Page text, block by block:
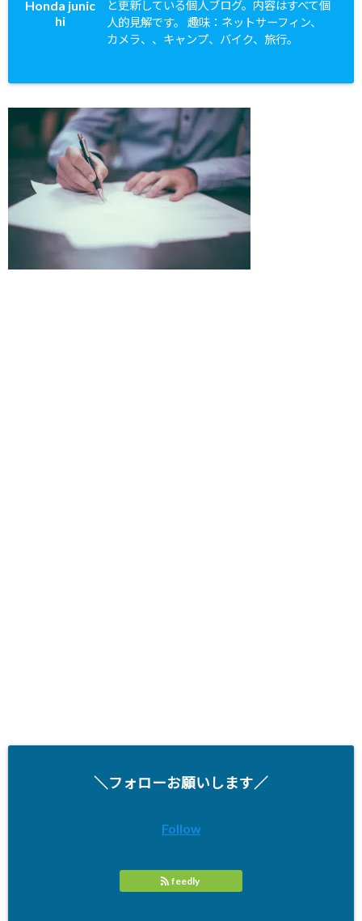
Honda junic
hi
と更新している個人ブログ。内容はすべて個
人的見解です。 趣味：ネットサーフィン、
カメラ、、キャンプ、バイク、旅行。
＼フォローお願いします／
Follow
feedly